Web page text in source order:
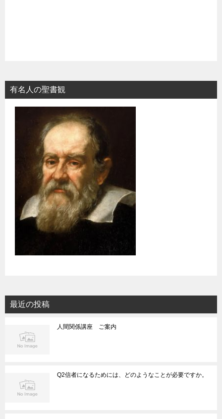
有名人の聖書観
最近の投稿
人間関係講座 ご案内
Q2信者になるためには、どのようなことが必要ですか。